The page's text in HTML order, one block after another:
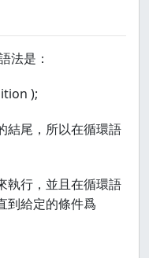
法是：
);
結尾，所以在循環語
執行，並且在循環語
到給定的條件爲